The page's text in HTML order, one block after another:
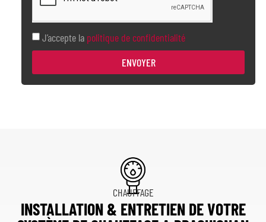
J’accepte la politique de confidentialité
ENVOYER
CHAUFFAGE
INSTALLATION & ENTRETIEN DE VOTRE